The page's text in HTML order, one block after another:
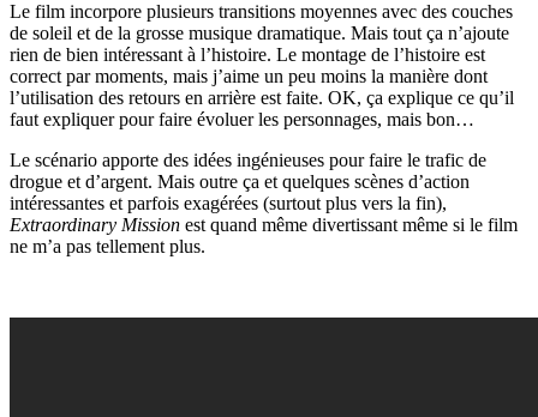
Le film incorpore plusieurs transitions moyennes avec des couches
de soleil et de la grosse musique dramatique. Mais tout ça n’ajoute
rien de bien intéressant à l’histoire. Le montage de l’histoire est
correct par moments, mais j’aime un peu moins la manière dont
l’utilisation des retours en arrière est faite. OK, ça explique ce qu’il
faut expliquer pour faire évoluer les personnages, mais bon…
Le scénario apporte des idées ingénieuses pour faire le trafic de
drogue et d’argent. Mais outre ça et quelques scènes d’action
intéressantes et parfois exagérées (surtout plus vers la fin),
Extraordinary Mission est quand même divertissant même si le film
ne m’a pas tellement plus.